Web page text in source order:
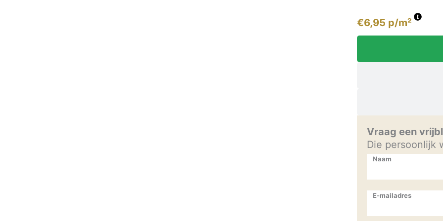
€6,95 p/m²
Vraag een
Die persoonlijk
Naam
E-mailadres